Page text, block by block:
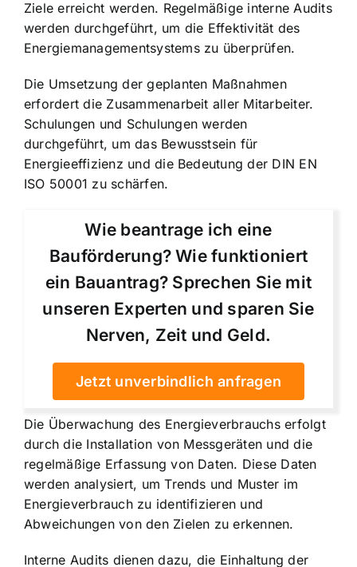
Ziele erreicht werden. Regelmäßige interne Audits
werden durchgeführt, um die Effektivität des
Energiemanagementsystems zu überprüfen.
Die Umsetzung der geplanten Maßnahmen
erfordert die Zusammenarbeit aller Mitarbeiter.
Schulungen und Schulungen werden
durchgeführt, um das Bewusstsein für
Energieeffizienz und die Bedeutung der DIN EN
ISO 50001 zu schärfen.
Wie beantrage ich eine
Bauförderung? Wie funktioniert
ein Bauantrag? Sprechen Sie mit
unseren Experten und sparen Sie
Nerven, Zeit und Geld.
Jetzt unverbindlich anfragen
Die Überwachung des Energieverbrauchs erfolgt
durch die Installation von Messgeräten und die
regelmäßige Erfassung von Daten. Diese Daten
werden analysiert, um Trends und Muster im
Energieverbrauch zu identifizieren und
Abweichungen von den Zielen zu erkennen.
Interne Audits dienen dazu, die Einhaltung der